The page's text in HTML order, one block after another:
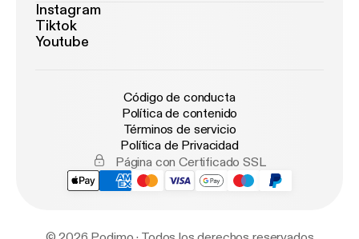
Instagram
Tiktok
Youtube
Código de conducta
Política de contenido
Términos de servicio
Política de Privacidad
Página con Certificado SSL